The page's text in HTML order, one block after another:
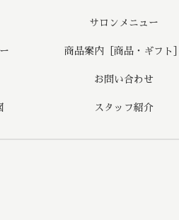
サロンメニュー
商品案内［商品・ギフト］
お問い合わせ
スタッフ紹介